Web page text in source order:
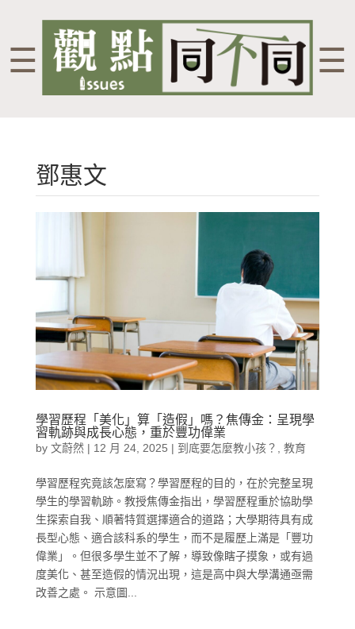
☰ ☰
鄧惠文
學習歷程「美化」算「造假」嗎？焦傳金：呈現學
習軌跡與成長心態，重於豐功偉業
by 文蔚然| 12 月 24, 2025 | 到底要怎麼教小孩？ 教育
學習歷程究竟該怎麼寫？學習歷程的目的，在於完整呈現
學生的學習軌跡。教授焦傳金指出，學習歷程重於協助學
生探索自我、順著特質選擇適合的道路；大學期待具有成
長型心態、適合該科系的學生，而不是履歷上滿是「豐功
偉業」。但很多學生並不了解，導致像瞎子摸象，或有過
度美化、甚至造假的情況出現，這是高中與大學溝通亟需
改善之處。 示意圖...